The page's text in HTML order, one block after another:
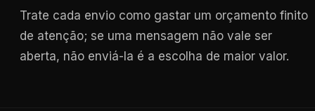
Trate cada envio como gastar um orçamento finito
de atenção; se uma mensagem não vale ser
aberta, não enviá-la é a escolha de maior valor.